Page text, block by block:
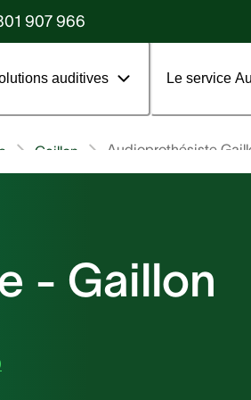
907 966
auditives Le service
Audioprothésiste
Gaillon
- Gaillon